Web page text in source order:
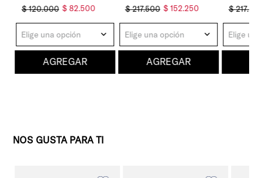
slim fit
$82.500
$120.000
Elige una opción
AGREGAR
$152.250
$217.500
Elige una opción
AGREGAR
$217.
Elige
NOS GUSTA PARA TI